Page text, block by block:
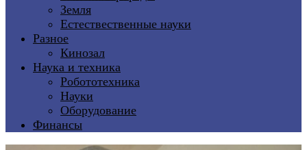
Земля
Естествественные науки
Разное
Кинозал
Наука и техника
Робототехника
Науки
Оборудование
Финансы